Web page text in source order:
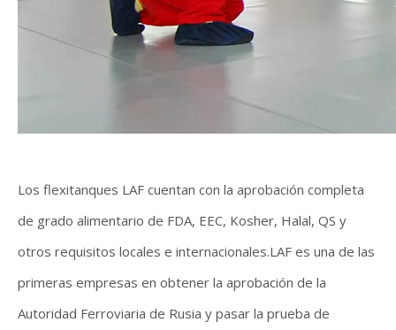
Los flexitanques LAF cuentan con la aprobación completa
de grado alimentario de FDA, EEC, Kosher, Halal, QS y
otros requisitos locales e internacionales.LAF es una de las
primeras empresas en obtener la aprobación de la
Autoridad Ferroviaria de Rusia y pasar la prueba de